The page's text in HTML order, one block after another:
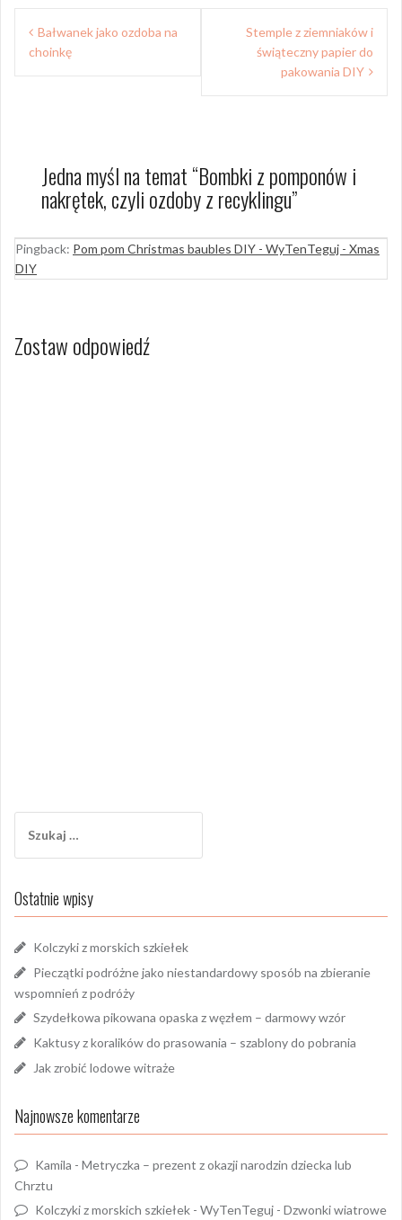
Nawigacja
wpisu
Bałwanek jako ozdoba na
choinkę
Stemple z ziemniaków i
świąteczny papier do
pakowania DIY
Jedna myśl na temat “Bombki z pomponów i
nakrętek, czyli ozdoby z recyklingu”
Pingback: Pom pom Christmas baubles DIY - WyTenTeguj - Xmas
DIY
Zostaw odpowiedź
Ostatnie wpisy
Kolczyki z morskich szkiełek
Pieczątki podróżne jako niestandardowy sposób na zbieranie
wspomnień z podróży
Szydełkowa pikowana opaska z węzłem – darmowy wzór
Kaktusy z koralików do prasowania – szablony do pobrania
Jak zrobić lodowe witraże
Najnowsze komentarze
Kamila - Metryczka – prezent z okazji narodzin dziecka lub
Chrztu
Kolczyki z morskich szkiełek - WyTenTeguj - Dzwonki wiatrowe